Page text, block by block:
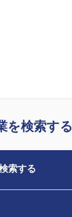
を検索する
索する